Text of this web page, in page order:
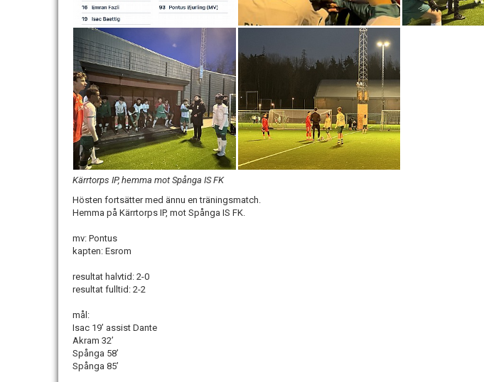
Kärrtorps IP, hemma mot Spånga IS FK
Hösten fortsätter med ännu en träningsmatch.
Hemma på Kärrtorps IP, mot Spånga IS FK.
mv: Pontus
kapten: Esrom
resultat halvtid: 2-0
resultat fulltid: 2-2
mål:
Isac 19’ assist Dante
Akram 32’
Spånga 58’
Spånga 85’